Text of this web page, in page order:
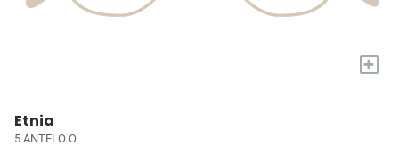
+
Etnia
5 ANTELO O